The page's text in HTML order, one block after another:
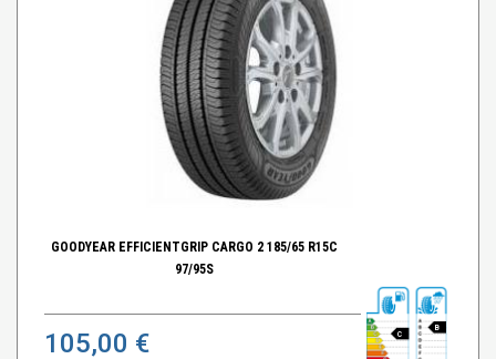
GOODYEAR EFFICIENTGRIP CARGO 2 185/65 R15C
97/95S
105,00 € C
B